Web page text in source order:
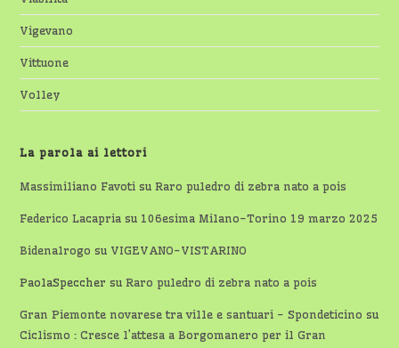
Vigevano
Vittuone
Volley
La parola ai lettori
Massimiliano Favoti suRaro puledro di zebra nato a pois
Federico Lacapria su 106esima Milano-Torino 19 marzo 2025
Bidenalrogo su VIGEVANO-VISTARINO
PaolaSpeccher suRaro puledro di zebra nato a pois
Gran Piemonte novarese tra ville e santuari - Spondeticino su
Ciclismo : Cresce l’attesa a Borgomanero per il Gran